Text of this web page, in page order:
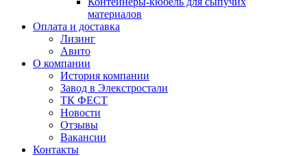
материалов
Оплата и доставка
Лизинг
Авито
О компании
История компании
Завод в Элекстростали
ТК ФЕСТ
Новости
Отзывы
Вакансии
Контакты